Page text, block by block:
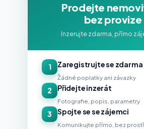
Prodejte
bez provize
Inzerujte zdarma, přímo
1 Zaregistrujte se zdarma
Žádné poplatky ani závazky
2 Přidejte inzerát
Fotografie, popis, parametry
3 Spojte se se zájemci
Komunikujte přímo, bez